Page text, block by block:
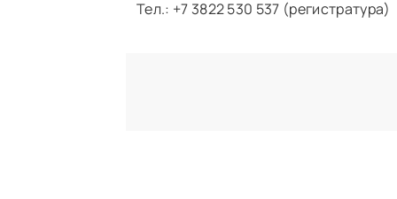
Тел.: +7 3822 530 537 (регистратура)